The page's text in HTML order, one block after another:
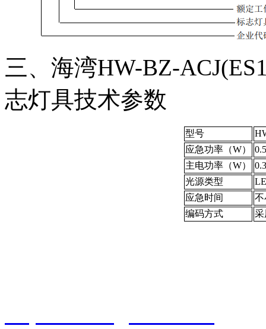
三、海湾HW-BZ-
志灯具技术参数
型号
应急功率（W）
0.5
主电功率（W）
光源类型
应急时间
不
编码方式
采